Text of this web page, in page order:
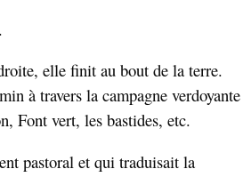
elle finit au bout de la terre.
à travers la campagne verdoyante
Font vert, les bastides, etc.
pastoral et qui traduisait la